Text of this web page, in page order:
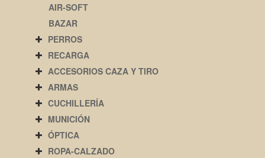
AIR-SOFT
BAZAR
PERROS
RECARGA
ACCESORIOS CAZA Y TIRO
ARMAS
CUCHILLERÍA
MUNICIÓN
ÓPTICA
ROPA-CALZADO